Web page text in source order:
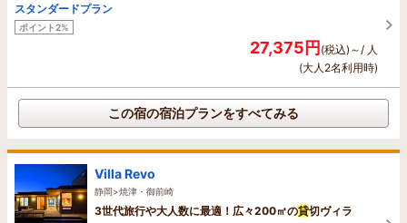
スタンダードプラン
ポイント2%
27,375円(税込)～/ 人
(大人2名利用時)
この宿の宿泊プランをすべてみる
Villa Revo
静岡>焼津・御前崎
3世代旅行や大人数に最適！広々200㎡の貸切ヴィラ